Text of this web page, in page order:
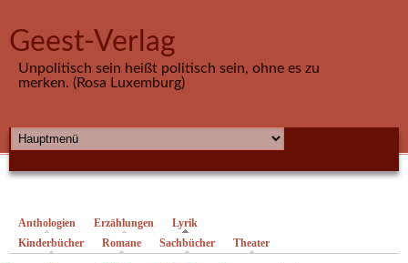
Geest-Verlag
Unpolitisch sein heißt politisch sein, ohne es zu
merken. (Rosa Luxemburg)
HAUPTMENÜ
Anthologien Erzählungen Lyrik
Kinderbücher
Romane Sachbücher Theater